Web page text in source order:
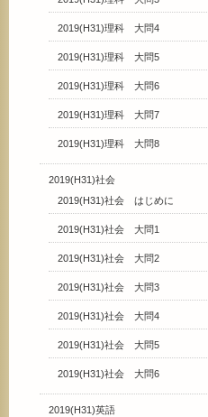
2019(H31)理科 大問4
2019(H31)理科 大問5
2019(H31)理科 大問6
2019(H31)理科 大問7
2019(H31)理科 大問8
2019(H31)社会
2019(H31)社会 はじめに
2019(H31)社会 大問1
2019(H31)社会 大問2
2019(H31)社会 大問3
2019(H31)社会 大問4
2019(H31)社会 大問5
2019(H31)社会 大問6
2019(H31)英語